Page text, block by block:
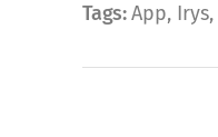
Tags: App, Irys,